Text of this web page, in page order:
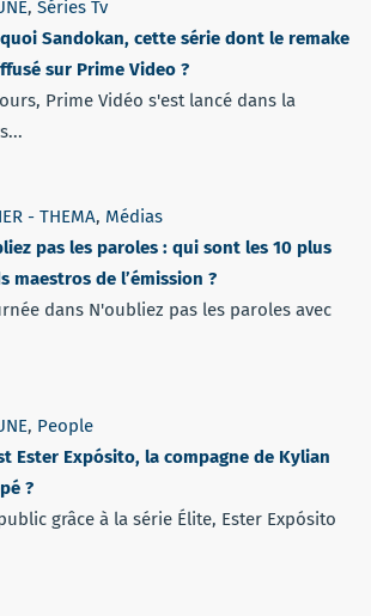
, Séries Tv
quoi Sandokan, cette série dont le remake
sur Prime Video ?
Prime Vidéo s'est lancé dans la
- THEMA, Médias
pas les paroles : qui sont les 10 plus
maestros de l’émission ?
dans N'oubliez pas les paroles avec
, People
Ester Expósito, la compagne de Kylian
?
grâce à la série Élite, Ester Expósito